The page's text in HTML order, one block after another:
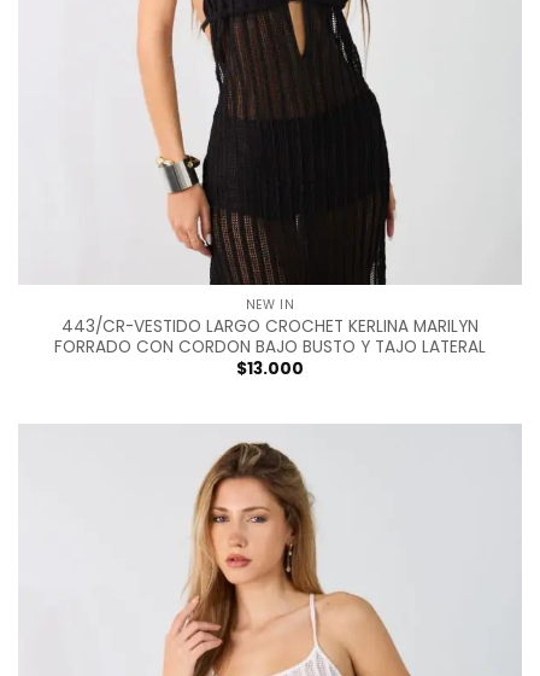
NEW IN
443/CR-VESTIDO LARGO CROCHET KERLINA MARILYN
FORRADO CON CORDON BAJO BUSTO Y TAJO LATERAL
$13.000